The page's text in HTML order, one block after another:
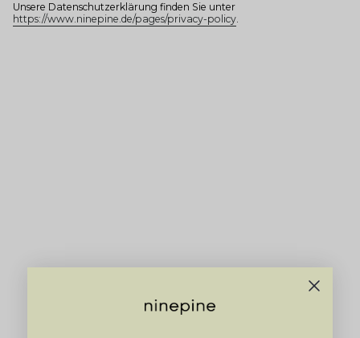
Unsere Datenschutzerklärung finden Sie unter
https://www.ninepine.de/pages/privacy-policy.